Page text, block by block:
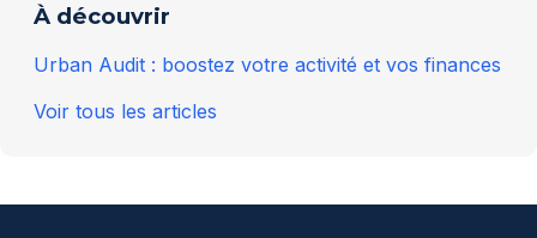
À découvrir
Urban Audit : boostez votre activité et vos finances
Voir tous les articles